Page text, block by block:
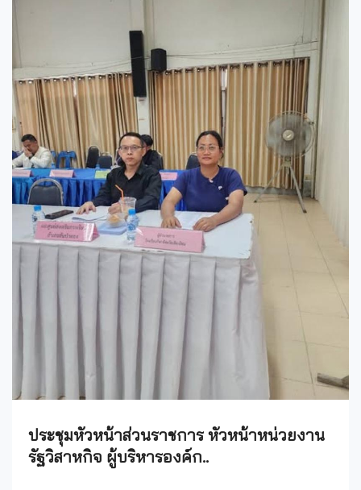
ประชุมหัวหน้าส่วนราชการ หัวหน้าหน่วยงาน
รัฐวิสาหกิจ ผู้บริหารองค์ก..